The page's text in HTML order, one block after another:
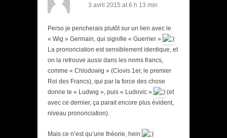
3 avril 2015 at 6 h 13 min
Perso je pencherais plutôt sur un lien avec le
« Wig » Germain, qui signifie « Guerrier »
La prononciation est sensiblement identique, et
on la retrouve aussi dans les noms francs,
comme « Chlodowig » (Clovis 1er, le premier
Roi des Francs), qui par la force des chose
donne le « Ludwig », puis « Ludovic »
(et
avec ce dernier, ça parait encore plus évident,
niveau prononciation).
Mais ce n’est qu’une théorie, hein